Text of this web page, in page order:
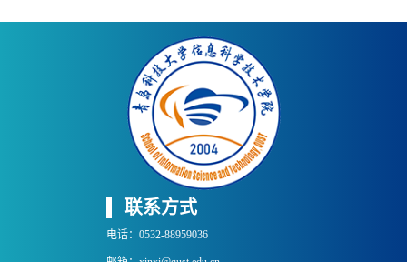
联系方式
电话：0532-88959036